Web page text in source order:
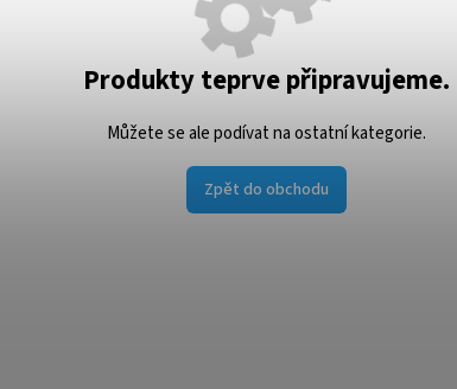
Produkty teprve připravujeme.
Můžete se ale podívat na ostatní kategorie.
Zpět do obchodu